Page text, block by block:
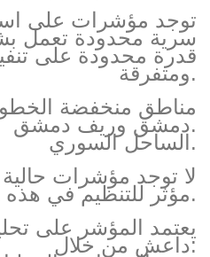
توجد مؤشرات على
سرية محدودة تعمل
قدرة محدودة على
ومتفرقة.
مناطق منخفضة
دمشق وريف دمشق.
الساحل السوري.
لا توجد مؤشرات
مؤثر للتنظيم في هذه المناطق.
يعتمد المؤشر على
داعش من خلال: